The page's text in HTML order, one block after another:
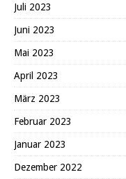
Juli 2023
Juni 2023
Mai 2023
April 2023
März 2023
Februar 2023
Januar 2023
Dezember 2022